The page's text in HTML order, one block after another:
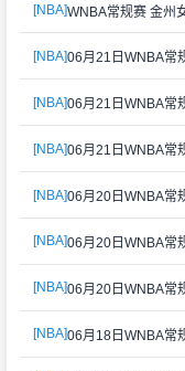
[NBA]WNBA常规赛 金州
[NBA]
[NBA]
[NBA]
[NBA]
[NBA]
[NBA]
[NBA]